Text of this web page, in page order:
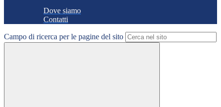
Dove siamo
Contatti
Campo di ricerca per le pagine del sito